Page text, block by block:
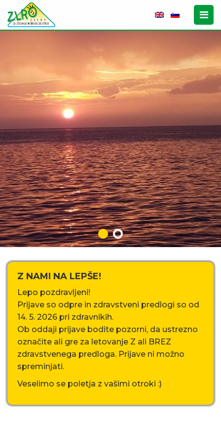
Z NAMI NA LEPŠE!
Lepo pozdravljeni!
Prijave so odpre in zdravstveni predlogi so od
14. 5. 2026 pri zdravnikih.
Ob oddaji prijave bodite pozorni, da ustrezno
označite ali gre za letovanje Z ali BREZ
zdravstvenega predloga. Prijave ni možno
spreminjati.
Veselimo se poletja z vašimi otroki :)